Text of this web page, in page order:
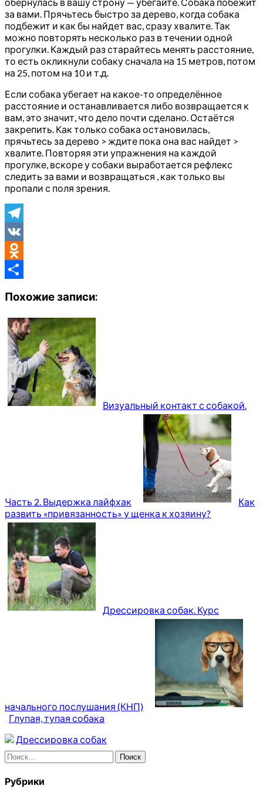
за вами. Прячьтесь быстро за дерево, когда собака
подбежит и как бы найдет вас, сразу хвалите. Так
можно повторять несколько раз в течении одной
прогулки. Каждый раз старайтесь менять расстояние,
то есть окликнули собаку сначала на 15 метров, потом
на 25, потом на 10 и т.д.
Если собака убегает на какое-то определённое
расстояние и останавливается либо возвращается к
вам, это значит, что дело почти сделано. Остаётся
закрепить. Как только собака остановилась,
прячьтесь за дерево > ждите пока она вас найдет >
хвалите. Повторяя эти упражнения на каждой
прогулке, вскоре у собаки выработается рефлекс
следить за вами и возвращаться , как только вы
пропали с поля зрения.
Telegram
VK
Odnoklassniki
Похожие записи:
Визуальный контакт с собакой.
Часть 2. Выдержка лайфхак
Как
развить «привязанность» у щенка к хозяину?
Дрессировка собак. Курс
начального послушания (КНП)
Глупая, тупая собака
Дрессировка собак
Найти:
Рубрики